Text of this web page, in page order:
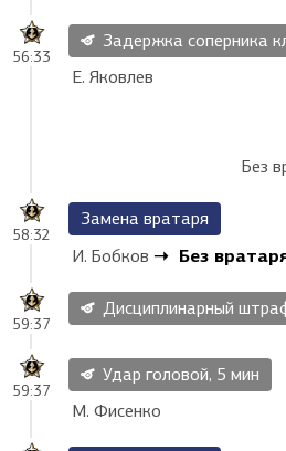
56:33
Задержка соперника
Е. Яковлев
Без
58:32
Замена вратаря
И. Бобков
Без
59:37
Дисциплинарный штраф до конца
59:37
Удар головой, 5 мин
М. Фисенко